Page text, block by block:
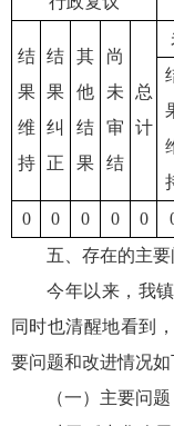
结
果
维
持
结
果
纠
正
其
他
结
果
尚
未
审
结
总
计
0 0 0 0 0
五、存在的主
今年以来，我
同时也清醒地看到
要问题和改进情况如
（一）主要问题